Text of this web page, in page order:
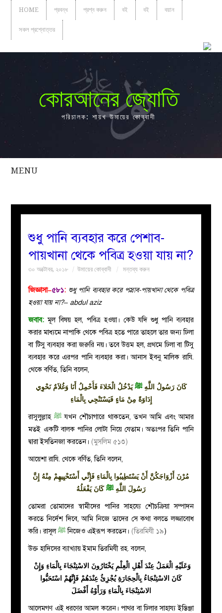
HOME প্রবন্ধ প্রশ্ন করুন বই বই বয়ান
সকল প্রশ্নোত্তর
কোরআনের জ্যোতি
পরিচালক: শায়খ উমায়ের কোব্বাদী
MENU
সকল
নারীদের
ইসলাহী
মজলিস
প্রশ্ন
শুধু পানি ব্যবহার করে পেশাব-
পায়খানা থেকে পবিত্র হওয়া যায় না?
৩০ অক্টোবর, ২০১৮ উমায়ের কোব্বাদী মন্তব্য করুন
জিজ্ঞাসা–৫৮১: শুধু পানি ব্যবহার করে পস্রাব-পায়খানা থেকে পবিত্র
হওয়া যায় না?– abdul aziz
জবাব: মূল বিষয় হল, পবিত্র হওয়া। কেউ যদি শুধু পানি ব্যবহার
করার মাধ্যমে নাপাকি থেকে পবিত্র হতে পারে তাহলে তার জন্য ঢিলা
বা টিসু ব্যবহার করা জরুরি নয়। তবে উত্তম হল, প্রথমে ঢিলা বা টিসু
ব্যবহার করে এরপর পানি ব্যবহার করা। আনাস ইবনু মালিক রাযি.
থেকে বর্ণিত, তিনি বলেন,
كَانَ رَسُولُ اللَّهِ ﷺيَدْخُلُ الْخَلاءَ فَأَحْمِلُ أَنَا وَغُلاَمٌ نَحْوِي
إِدَاوَةً مِنْ مَاءٍ فَيَسْتَنْجِي بِالْمَاءِ
রাসুলুল্লাহﷺ যখন শৌচাগারে থাকতেন, তখন আমি এবং আমার
মতই একটি বালক পানির লোটা নিয়ে যেতাম। অতঃপর তিনি পানি
দ্বারা ইসতিনজা করতেন। (মুসলিম ৫১৩)
আয়েশা রাযি. থেকে বর্ণিত, তিনি বলেন,
مُرْنَ أَزْوَاجَكُنَّ أَنْ يَسْتَطِيبُوا بِالْمَاءِ فَإِنِّي أَسْتَحْيِيهِمْ مِنْهُ إِنَّ
رَسُولَ اللَّهِ ﷺ كَانَ يَفْعَلُهُ
তোমরা তোমাদের স্বামীদের পানির সাহয্যে শৌচক্রিয়া সম্পাদন
করতে নির্দেশ দিবে, আমি নিজে তাদের সে কথা বলতে লজ্জাবোধ
করি। রাসূলﷺনিজেও এইরূপ করতেন। (তিরমিযী ১৯)
উক্ত হাদিসের ব্যাখ্যায় ইমাম তিরমিযী রহ. বলেন,
كَانَ الاسْتِنْجَاءُ بِالْحِجَارَةِ يُجْزِئُ عِنْدَهُمْ فَإِنَّهُمْ اسْتَحَبُّوا
الاسْتِنْجَاءَ بِالْمَاءِ وَرَأَوْهُ أَفْضَلَ
আলেমগণ এই ধরণের আমল করেন। পাথর বা ঢিলার সাহায্য ইস্তিঞ্জা